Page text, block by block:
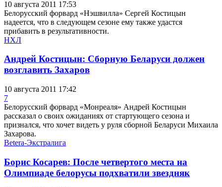
10 августа 2011 17:53
Белорусский форвард «Нэшвилла» Сергей Костицын
надеется, что в следующем сезоне ему также удастся
прибавить в результативности.
НХЛ
Андрей Костицын: Сборную Беларуси должен
возглавить Захаров
10 августа 2011 17:42
7
Белорусский форвард «Монреаля» Андрей Костицын
рассказал о своих ожиданиях от стартующего сезона и
признался, что хочет видеть у руля сборной Беларуси Михаила
Захарова.
Betera-Экстралига
Борис Косарев: После четвертого места на
Олимпиаде белорусы подхватили звездняк